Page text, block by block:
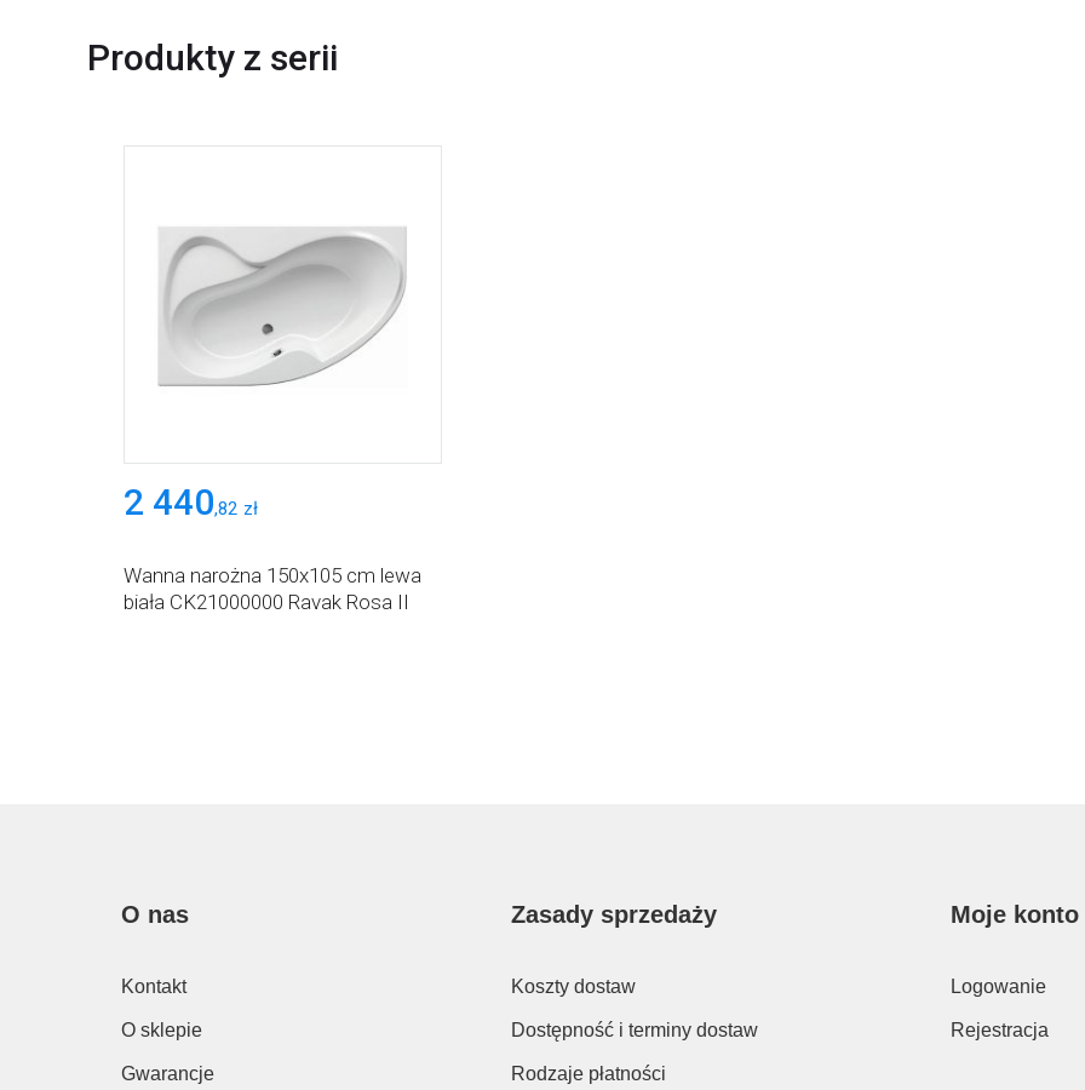
Produkty z serii
2 440,82 zł
Wanna narożna 150x105 cm lewa
biała CK21000000 Ravak Rosa II
O nas
Kontakt
O sklepie
Gwarancje
Zasady sprzedaży
Koszty dostaw
Dostępność i terminy dostaw
Rodzaje płatności
Moje konto
Logowanie
Rejestracja